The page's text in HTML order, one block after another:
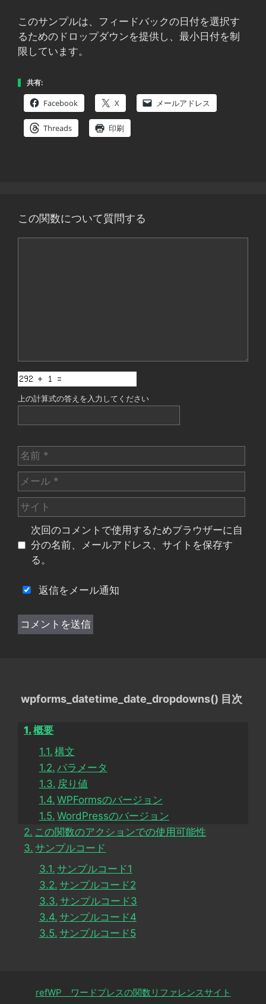
このサンプルは、フィードバックの日付を選択す
るためのドロップダウンを提供し、最小日付を制
限しています。
共有:
Facebook X メールアドレス
Threads 印刷
この関数について質問する
上の計算式の答えを入力してください
名
前
メ
ー
ル
サ
イ
次回のコメントで使用するためブラウザーに自
分の名前、メールアドレス、サイトを保存す
る。
返信をメール通知
wpforms_datetime_date_dropdowns() 目次
概要
構文
パラメータ
戻り値
WPFormsのバージョン
WordPressのバージョン
この関数のアクションでの使用可能性
サンプルコード
サンプルコード1
サンプルコード2
サンプルコード3
サンプルコード4
サンプルコード5
refWP ワードプレスの関数リファレンスサイト